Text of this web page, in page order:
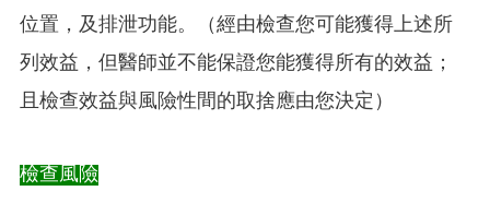
位置，及排泄功能。（經由檢查您可能獲得上述所
列效益，但醫師並不能保證您能獲得所有的效益；
且檢查效益與風險性間的取捨應由您決定）
檢查風險